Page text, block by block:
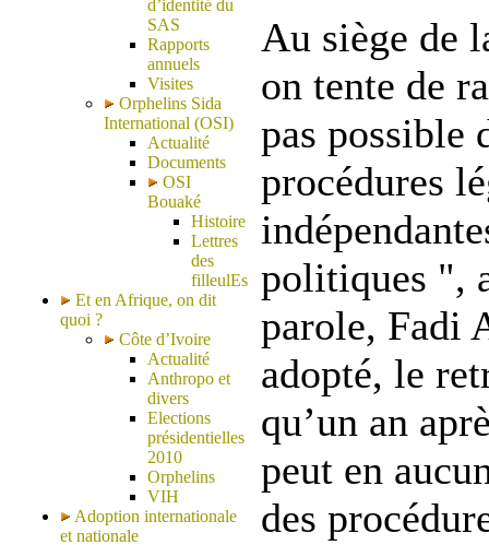
d’identité du
SAS
Rapports
annuels
Visites
Orphelins Sida
International (OSI)
Actualité
Documents
OSI
Bouaké
Histoire
Lettres
des
filleulEs
Et en Afrique, on dit
quoi ?
Côte d’Ivoire
Actualité
Anthropo et
divers
Elections
présidentielles
2010
Orphelins
VIH
Adoption internationale
et nationale
Au siège de
on tente de
pas possible
procédures
politiques ",
parole, Fadi
adopté, le
qu’un an
peut en
des